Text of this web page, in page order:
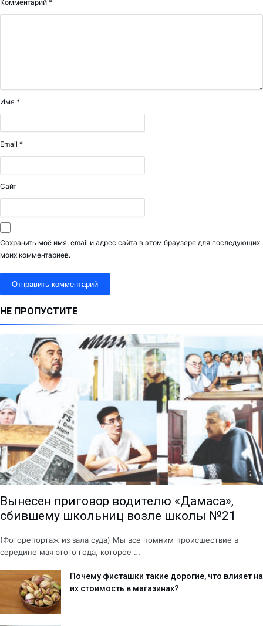
Комментарий *
Имя *
Email *
Сайт
Сохранить моё имя, email и адрес сайта в этом браузере для последующих
моих комментариев.
НЕ ПРОПУСТИТЕ
Вынесен приговор водителю «Дамаса»,
сбившему школьниц возле школы №21
(Фоторепортаж из зала суда) Мы все помним происшествие в
середине мая этого года, которое …
Почему фисташки такие дорогие, что влияет на
их стоимость в магазинах?